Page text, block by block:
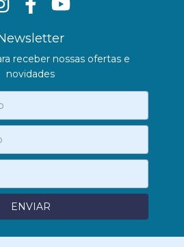
receber nossas ofertas e
novidades